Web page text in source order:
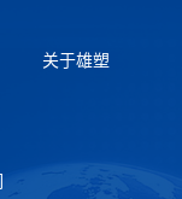
关于雄塑